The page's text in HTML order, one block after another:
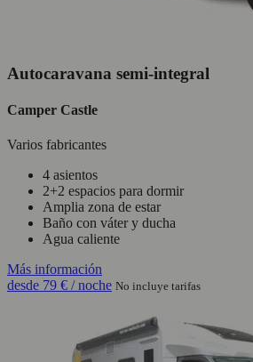
Autocaravana semi-integral
Camper Castle
Varios fabricantes
4 asientos
2+2 espacios para dormir
Amplia zona de estar
Baño con váter y ducha
Agua caliente
Más información
desde 79 € / noche No incluye tarifas